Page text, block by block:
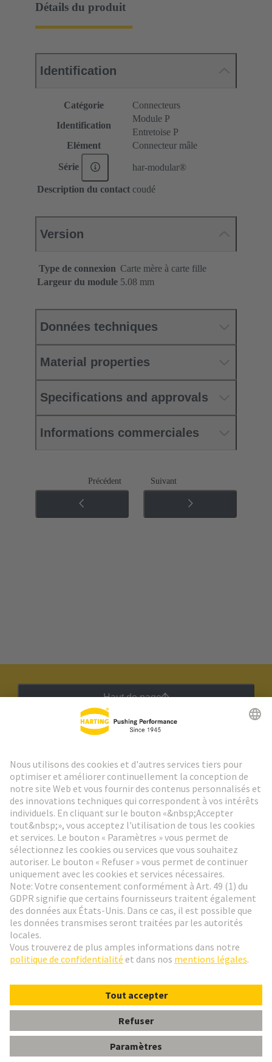
har-modular P module male angled
Détails du produit
Identification
Catégorie
Connecteurs
Identification
Module P
Entretoise P
Elément
Connecteur mâle
Série har-modular®
Description du contact coudé
Version
Type de connexion Carte mère à carte fille
Largeur du module 5.08 mm
Données techniques
Material properties
Specifications and approvals
Informations commerciales
Précédent Suivant
Haut de page
Aller à l'inscription
Social Media
France Français
© HARTING Technology Group
ContactPolitique de confidentialité
Conditions Générales de Vente